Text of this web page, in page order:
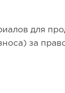
для
за